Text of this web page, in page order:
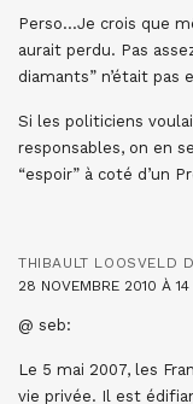
Perso…Je crois que
aurait perdu. Pas
diamants” n’était
Si les politiciens
responsables, on en
“espoir” à coté d’un
THIBAULT LOOSVELD
28 NOVEMBRE 2010 À
@ seb:
Le 5 mai 2007, les
vie privée. Il est